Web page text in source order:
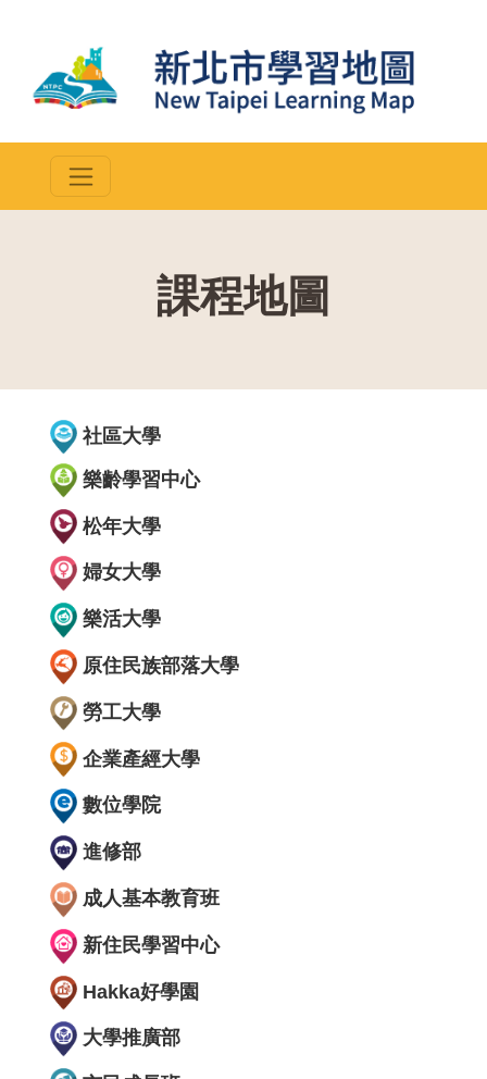
課程地圖
社區大學
樂齡學習中心
松年大學
婦女大學
樂活大學
原住民族部落大學
勞工大學
企業產經大學
數位學院
進修部
成人基本教育班
新住民學習中心
Hakka好學園
大學推廣部